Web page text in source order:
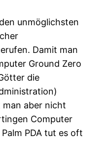
unmöglichsten
Damit man
Ground Zero
die
aber nicht
Computer
PDA tut es oft